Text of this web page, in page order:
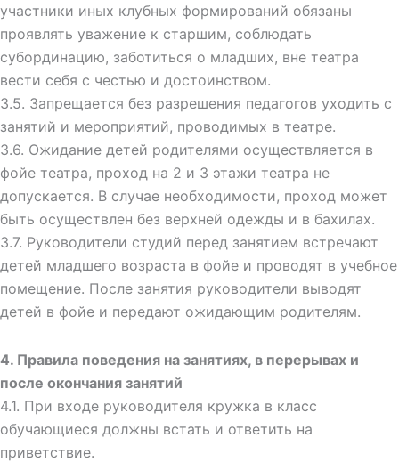
участники иных клубных формирований обязаны
проявлять уважение к старшим, соблюдать
субординацию, заботиться о младших, вне театра
вести себя с честью и достоинством.
3.5. Запрещается без разрешения педагогов уходить с
занятий и мероприятий, проводимых в театре.
3.6. Ожидание детей родителями осуществляется в
фойе театра, проход на 2 и 3 этажи театра не
допускается. В случае необходимости, проход может
быть осуществлен без верхней одежды и в бахилах.
3.7. Руководители студий перед занятием встречают
детей младшего возраста в фойе и проводят в учебное
помещение. После занятия руководители выводят
детей в фойе и передают ожидающим родителям.
4. Правила поведения на занятиях, в перерывах и
после окончания занятий
4.1. При входе руководителя кружка в класс
обучающиеся должны встать и ответить на
приветствие.